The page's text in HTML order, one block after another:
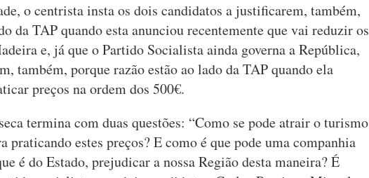
o centrista insta os dois candidatos a justificarem, também,
da TAP quando esta anunciou recentemente que vai reduzir os
e, já que o Partido Socialista ainda governa a República,
também, porque razão estão ao lado da TAP quando ela
preços na ordem dos 500€.
termina com duas questões: “Como se pode atrair o turismo
praticando estes preços? E como é que pode uma companhia
é do Estado, prejudicar a nossa Região desta maneira? É